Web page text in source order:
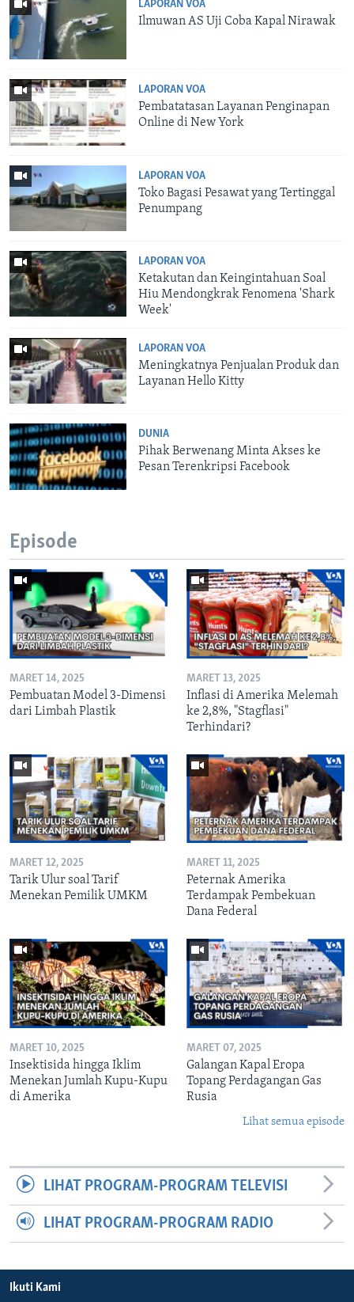
LAPORAN VOA
Ilmuwan AS Uji Coba Kapal Nirawak
LAPORAN VOA
Pembatatasan Layanan Penginapan
Online di New York
LAPORAN VOA
Toko Bagasi Pesawat yang Tertinggal
Penumpang
LAPORAN VOA
Ketakutan dan Keingintahuan Soal
Hiu Mendongkrak Fenomena 'Shark
Week'
LAPORAN VOA
Meningkatnya Penjualan Produk dan
Layanan Hello Kitty
DUNIA
Pihak Berwenang Minta Akses ke
Pesan Terenkripsi Facebook
Episode
MARET 14, 2025
Pembuatan Model 3-Dimensi
dari Limbah Plastik
MARET 13, 2025
Inflasi di Amerika Melemah
ke 2,8%, "Stagflasi"
Terhindari?
MARET 12, 2025
Tarik Ulur soal Tarif
Menekan Pemilik UMKM
MARET 11, 2025
Peternak Amerika
Terdampak Pembekuan
Dana Federal
MARET 10, 2025
Insektisida hingga Iklim
Menekan Jumlah Kupu-Kupu
di Amerika
MARET 07, 2025
Galangan Kapal Eropa
Topang Perdagangan Gas
Rusia
Lihat semua episode
LIHAT PROGRAM-PROGRAM TELEVISI
LIHAT PROGRAM-PROGRAM RADIO
Ikuti Kami